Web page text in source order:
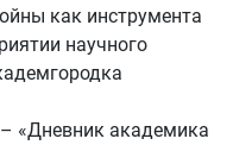
как инструмента
научного
«Дневник академика